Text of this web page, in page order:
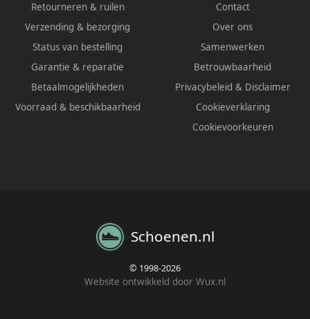
Retourneren & ruilen
Verzending & bezorging
Status van bestelling
Garantie & reparatie
Betaalmogelijkheden
Voorraad & beschikbaarheid
Contact
Over ons
Samenwerken
Betrouwbaarheid
Privacybeleid & Disclaimer
Cookieverklaring
Cookievoorkeuren
Schoenen.nl
© 1998-2026
Website ontwikkeld door Wux.nl